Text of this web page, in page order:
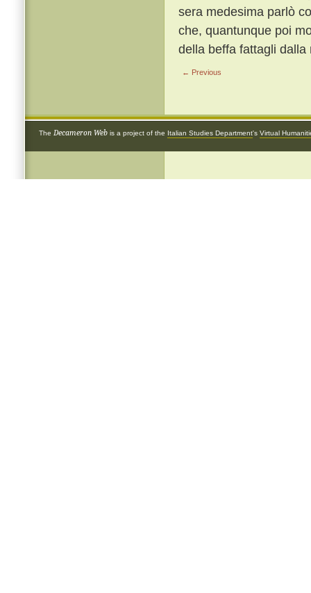
sera medesima parlò
che, quantunque poi
della beffa fattagli dalla
← Previous
The Decameron Web is a project of the Italian Studies Department's Virtual